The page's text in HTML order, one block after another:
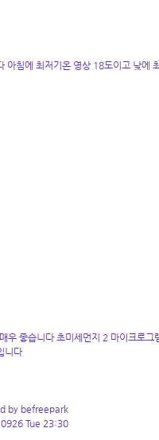
아침에 최저기온 영상 18도이고 낮에
우 좋습니다 초미세먼지 2 마이크로
니다
by befreepark
Tue 23:30